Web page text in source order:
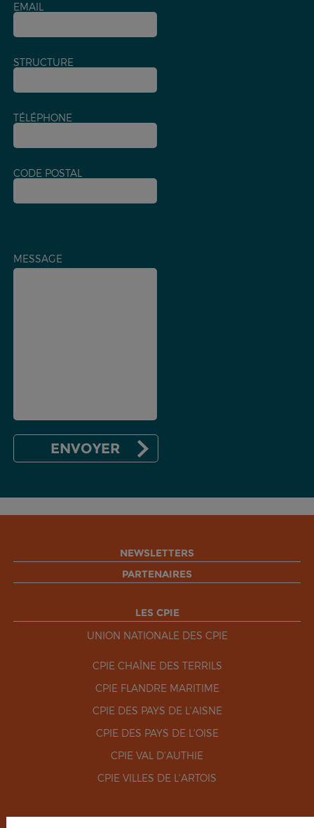
EMAIL
STRUCTURE
TÉLÉPHONE
CODE POSTAL
MESSAGE
NEWSLETTERS
PARTENAIRES
LES CPIE
UNION NATIONALE DES CPIE
CPIE CHAÎNE DES TERRILS
CPIE FLANDRE MARITIME
CPIE DES PAYS DE L'AISNE
CPIE DES PAYS DE L'OISE
CPIE VAL D'AUTHIE
CPIE VILLES DE L'ARTOIS